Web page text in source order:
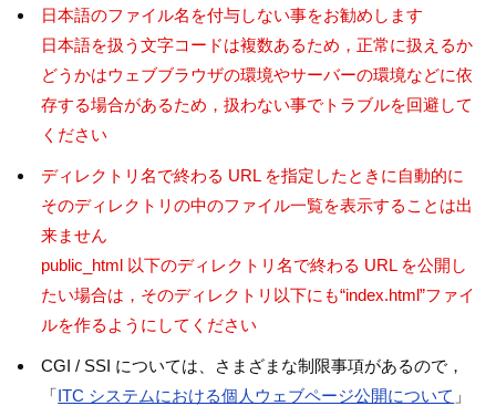
日本語のファイル名を付与しない事をお勧めします
日本語を扱う文字コードは複数あるため，正常に扱えるか
どうかはウェブブラウザの環境やサーバーの環境などに依
存する場合があるため，扱わない事でトラブルを回避して
ください
ディレクトリ名で終わる URL を指定したときに自動的に
そのディレクトリの中のファイル一覧を表示することは出
来ません
public_html 以下のディレクトリ名で終わる URL を公開し
たい場合は，そのディレクトリ以下にも“index.html”ファイ
ルを作るようにしてください
CGI / SSI については、さまざまな制限事項があるので，
「ITC システムにおける個人ウェブページ公開について 」